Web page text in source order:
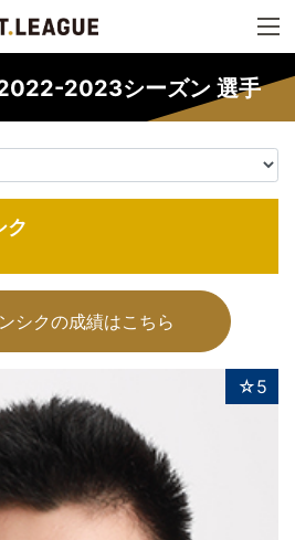
2023シーズン 選手
ク
シクの成績はこちら
☆5